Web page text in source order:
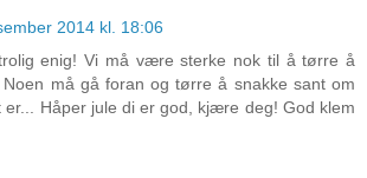
2014 kl. 18:06
enig! Vi må være sterke nok til å tørre å
må gå foran og tørre å snakke sant om
er... Håper jule di er god, kjære deg! God klem